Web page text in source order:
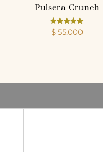
Pulsera Crunch
Valorado
con
$55.000